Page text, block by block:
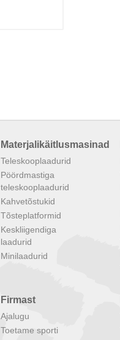
Materjalikäitlusmasinad
Teleskooplaadurid
Pöördmastiga
teleskooplaadurid
Kahvetõstukid
Tõsteplatformid
Keskliigendiga
laadurid
Minilaadurid
Firmast
Ajalugu
Toetame sporti